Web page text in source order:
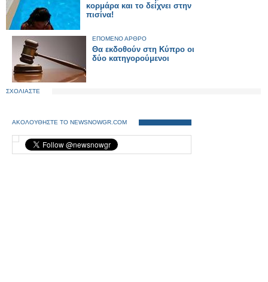
κορμάρα και το δείχνει στην
πισίνα!
ΕΠΟΜΕΝΟ ΑΡΘΡΟ
Θα εκδοθούν στη Κύπρο οι
δύο κατηγορούμενοι
ΣΧΟΛΙΑΣΤΕ
ΑΚΟΛΟΥΘΗΣΤΕ ΤΟ NEWSNOWGR.COM